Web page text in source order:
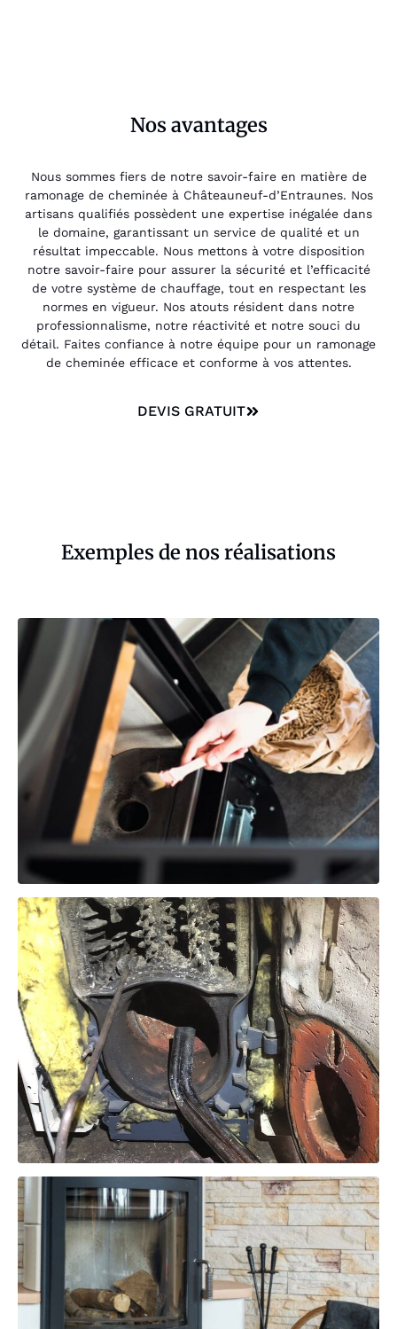
Nos avantages
Nous sommes fiers de notre savoir-faire en matière de
ramonage de cheminée à Châteauneuf-d’Entraunes. Nos
artisans qualifiés possèdent une expertise inégalée dans
le domaine, garantissant un service de qualité et un
résultat impeccable. Nous mettons à votre disposition
notre savoir-faire pour assurer la sécurité et l’efficacité
de votre système de chauffage, tout en respectant les
normes en vigueur. Nos atouts résident dans notre
professionnalisme, notre réactivité et notre souci du
détail. Faites confiance à notre équipe pour un ramonage
de cheminée efficace et conforme à vos attentes.
DEVIS GRATUIT
Exemples de nos réalisations